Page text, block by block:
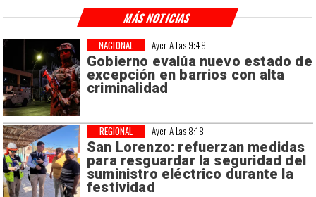
Ayer A Las 9:49
Gobierno evalúa nuevo estado de
excepción en barrios con alta
criminalidad
NACIONAL
Ayer A Las 8:18
San Lorenzo: refuerzan medidas
para resguardar la seguridad del
suministro eléctrico durante la
festividad
REGIONAL
MÁS NOTICIAS